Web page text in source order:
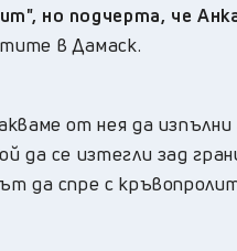
но подчерта, че
в Дамаск.
от нея да
да се изтегли зад
да спре с